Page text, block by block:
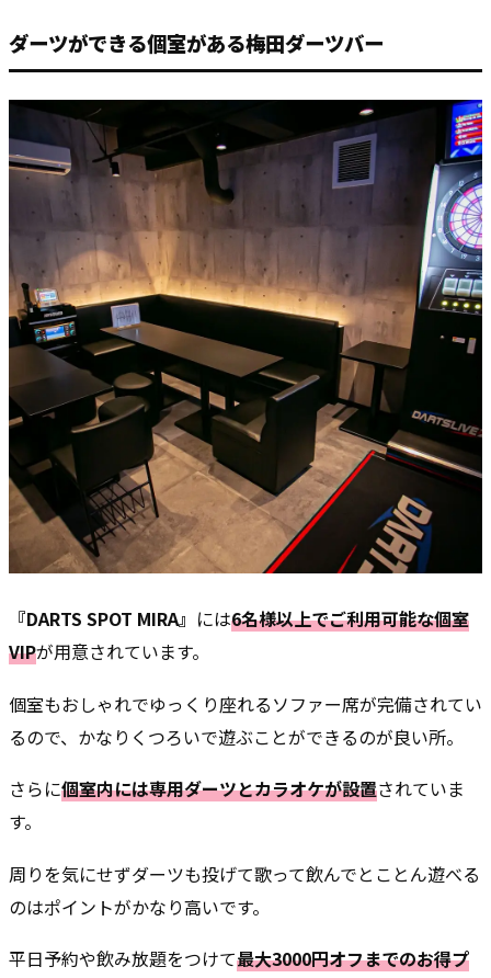
ダーツができる個室がある梅田ダーツバー
『DARTS SPOT MIRA』 には6名様以上でご利用可能な個室
VIPが用意されています。
個室もおしゃれでゆっくり座れるソファー席が完備されてい
るので、かなりくつろいで遊ぶことができるのが良い所。
さらに個室内には専用ダーツとカラオケが設置されていま
す。
周りを気にせずダーツも投げて歌って飲んでとことん遊べる
のはポイントがかなり高いです。
平日予約や飲み放題をつけて最大3000円オフまでのお得プ